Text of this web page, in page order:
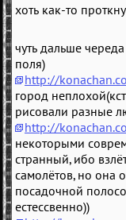
хоть как-то
чуть дальше
поля)
http://
город
рисовали разные
http://
некоторыми
странный, ибо
самолётов, но она
посадочной
естессвенно))